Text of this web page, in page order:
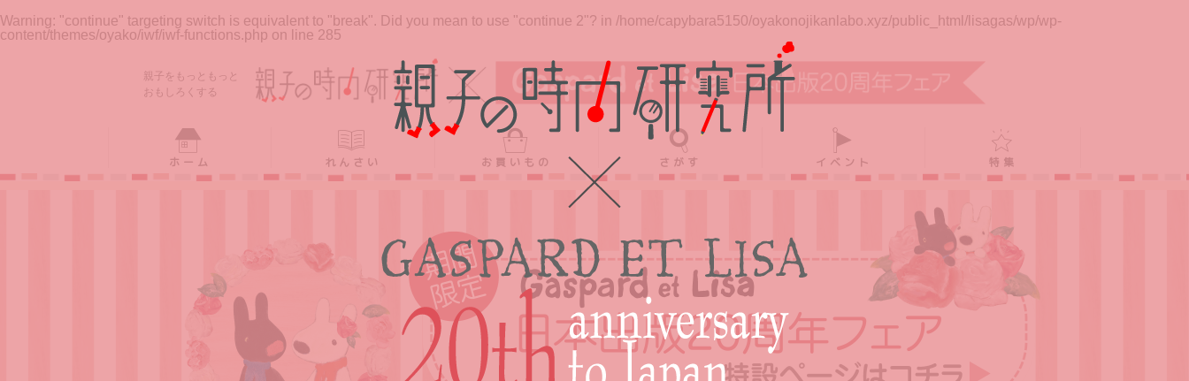
Warning: "continue" targeting switch is equivalent to "break". Did you mean to use "continue 2"? in /home/capybara5150/oyakonojikanlabo.xyz/public_html/lisagas/wp/wp-
content/themes/oyako/iwf/iwf-functions.php on line 285
ホーム れんさい お買いもの さがす イベント 特集